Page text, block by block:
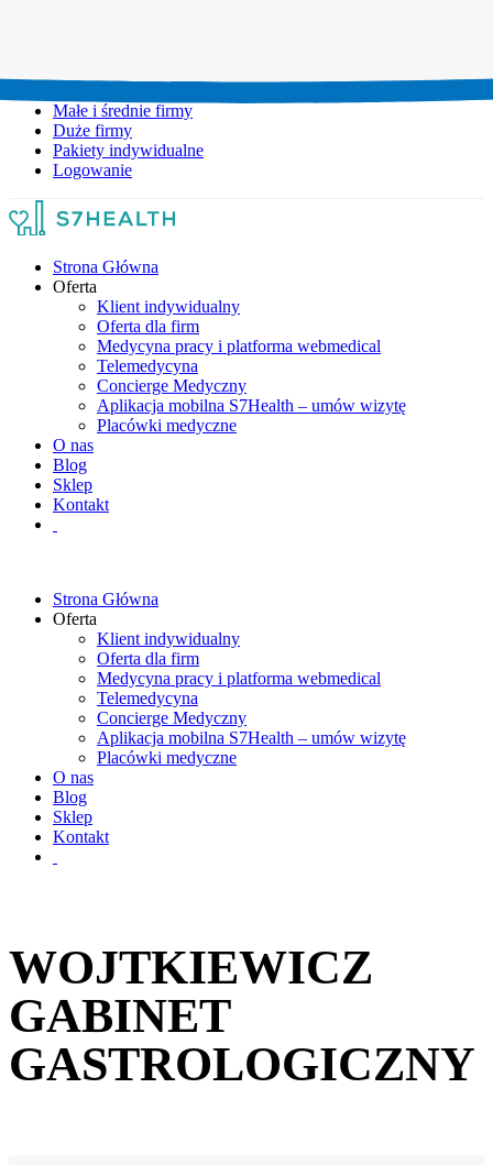
Małe i średnie firmy
Duże firmy
Pakiety indywidualne
Logowanie
Strona Główna
Oferta
Klient indywidualny
Oferta dla firm
Medycyna pracy i platforma webmedical
Telemedycyna
Concierge Medyczny
Aplikacja mobilna S7Health – umów wizytę
Placówki medyczne
O nas
Blog
Sklep
Kontakt
Strona Główna
Oferta
Klient indywidualny
Oferta dla firm
Medycyna pracy i platforma webmedical
Telemedycyna
Concierge Medyczny
Aplikacja mobilna S7Health – umów wizytę
Placówki medyczne
O nas
Blog
Sklep
Kontakt
WOJTKIEWICZ
GABINET
GASTROLOGICZNY